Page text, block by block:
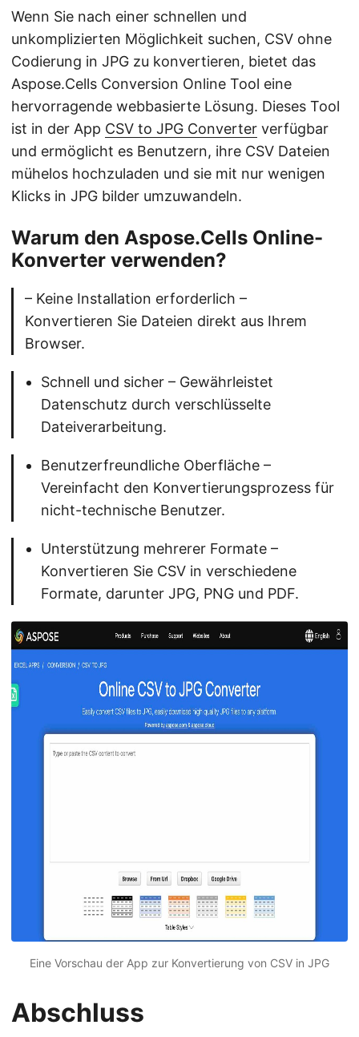
Wenn Sie nach einer schnellen und
unkomplizierten Möglichkeit suchen, CSV ohne
Codierung in JPG zu konvertieren, bietet das
Aspose.Cells Conversion Online Tool eine
hervorragende webbasierte Lösung. Dieses Tool
ist in der App CSV to JPG Converter verfügbar
und ermöglicht es Benutzern, ihre CSV Dateien
mühelos hochzuladen und sie mit nur wenigen
Klicks in JPG bilder umzuwandeln.
Warum den Aspose.Cells Online-
Konverter verwenden?
– Keine Installation erforderlich –
Konvertieren Sie Dateien direkt aus Ihrem
Browser.
Schnell und sicher – Gewährleistet
Datenschutz durch verschlüsselte
Dateiverarbeitung.
Benutzerfreundliche Oberfläche –
Vereinfacht den Konvertierungsprozess für
nicht-technische Benutzer.
Unterstützung mehrerer Formate –
Konvertieren Sie CSV in verschiedene
Formate, darunter JPG, PNG und PDF.
Eine Vorschau der App zur Konvertierung von CSV in JPG
Abschluss